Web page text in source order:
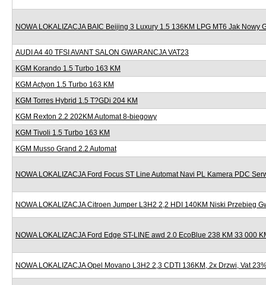
NOWA LOKALIZACJA BAIC Beijing 3 Luxury 1.5 136KM LPG MT6 Jak Nowy
AUDI A4 40 TFSI AVANT SALON GWARANCJA VAT23
KGM Korando 1.5 Turbo 163 KM
KGM Actyon 1.5 Turbo 163 KM
KGM Torres Hybrid 1.5 T?GDi 204 KM
KGM Rexton 2.2 202KM Automat 8-biegowy
KGM Tivoli 1.5 Turbo 163 KM
KGM Musso Grand 2.2 Automat
NOWA LOKALIZACJA Ford Focus ST Line Automat Navi PL Kamera PDC
NOWA LOKALIZACJA Citroen Jumper L3H2 2,2 HDI 140KM Niski Przebieg
NOWA LOKALIZACJA Ford Edge ST-LINE awd 2.0 EcoBlue 238 KM 33 000
NOWA LOKALIZACJA Opel Movano L3H2 2,3 CDTI 136KM, 2x Drzwi, Vat